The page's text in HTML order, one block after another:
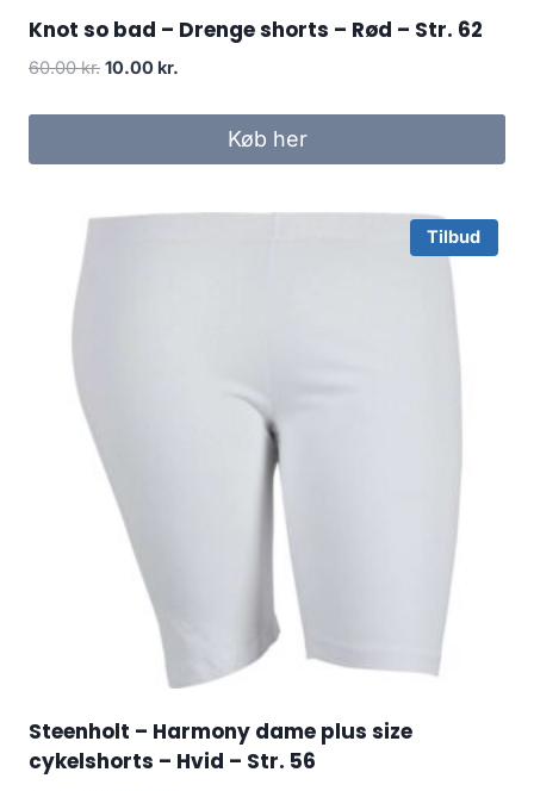
Knot so bad – Drenge shorts – Rød – Str. 62
60.00kr. Original
was:
10.00 kr.
is:
10.00 kr..Køb her
Tilbud
Steenholt – Harmony dame plus size
cykelshorts – Hvid – Str. 56